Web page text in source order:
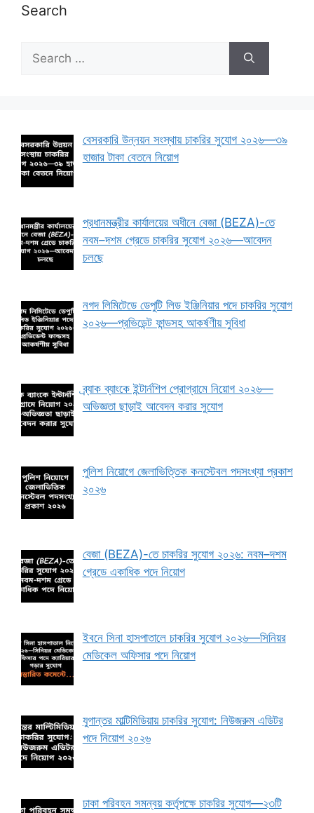
Search
for:
বেসরকারি উন্নয়ন সংস্থায় চাকরির সুযোগ ২০২৬—৩৯
হাজার টাকা বেতনে নিয়োগ
প্রধানমন্ত্রীর কার্যালয়ের অধীনে বেজা (BEZA)-তে
নবম–দশম গ্রেডে চাকরির সুযোগ ২০২৬—আবেদন
চলছে
নগদ লিমিটেডে ডেপুটি লিড ইঞ্জিনিয়ার পদে চাকরির সুযোগ
২০২৬—প্রভিডেন্ট ফান্ডসহ আকর্ষণীয় সুবিধা
ব্র্যাক ব্যাংকে ইন্টার্নশিপ প্রোগ্রামে নিয়োগ ২০২৬—
অভিজ্ঞতা ছাড়াই আবেদন করার সুযোগ
পুলিশ নিয়োগে জেলাভিত্তিক কনস্টেবল পদসংখ্যা প্রকাশ
২০২৬
বেজা (BEZA)-তে চাকরির সুযোগ ২০২৬: নবম–দশম
গ্রেডে একাধিক পদে নিয়োগ
ইবনে সিনা হাসপাতালে চাকরির সুযোগ ২০২৬—সিনিয়র
মেডিকেল অফিসার পদে নিয়োগ
যুগান্তর মাল্টিমিডিয়ায় চাকরির সুযোগ: নিউজরুম এডিটর
পদে নিয়োগ ২০২৬
ঢাকা পরিবহন সমন্বয় কর্তৃপক্ষে চাকরির সুযোগ—২৩টি